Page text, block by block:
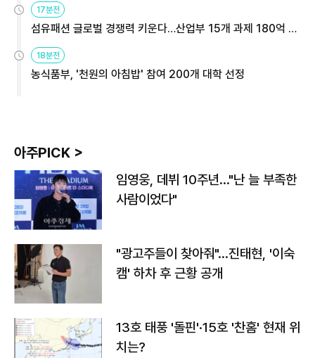
17분전
섬유패션 글로벌 경쟁력 키운다…산업부 15개 과제 180억 지
18분전
농식품부, '천원의 아침밥' 참여 200개 대학 선정
아주PICK >
임영웅, 데뷔 10주년…"난 늘 부족한
사람이었다"
"광고주들이 찾아줘"…진태현, '이숙
캠' 하차 후 근황 공개
13호 태풍 '돌핀'·15호 '찬홈' 현재 위
치는?